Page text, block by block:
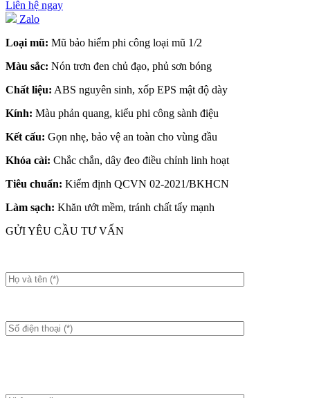
Liên hệ ngay
Zalo
Loại mũ: Mũ bảo hiểm phi công loại mũ 1/2
Màu sắc: Nón trơn đen chủ đạo, phủ sơn bóng
Chất liệu: ABS nguyên sinh, xốp EPS mật độ dày
Kính: Màu phản quang, kiểu phi công sành điệu
Kết cấu: Gọn nhẹ, bảo vệ an toàn cho vùng đầu
Khóa cài: Chắc chắn, dây đeo điều chỉnh linh hoạt
Tiêu chuẩn: Kiểm định QCVN 02-2021/BKHCN
Làm sạch: Khăn ướt mềm, tránh chất tẩy mạnh
GỬI YÊU CẦU TƯ VẤN